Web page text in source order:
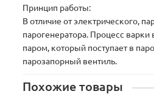
Принцип работы:
В отличие от электрического,
парогенератора. Процесс
паром, который поступает в
парозапорный вентиль.
Похожие товары